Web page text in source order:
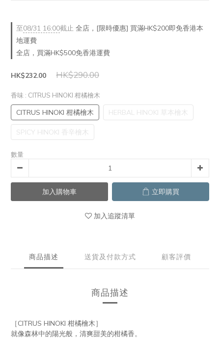
至08/31 16:00截止 全店，[限時優惠] 買滿HK$200即免香港本
地運費
全店，買滿HK$500免香港運費
HK$290.00
HK$232.00
香味 : CITRUS HINOKI 柑橘檜木
CITRUS HINOKI 柑橘檜木 HERBAL HINOKI 草本檜木
SPICY HINOKI 香辛檜木
數量
加入購物車 立即購買
加入追蹤清單
商品描述 送貨及付款方式 顧客評價
商品描述
［CITRUS HINOKI 柑橘檜木］
就像森林中的陽光般，清爽甜美的柑橘香。